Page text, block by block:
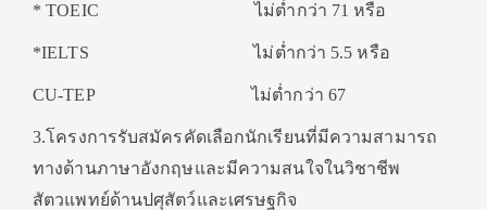
* TOEIC ไม่ต่ำกว่า 71 หรือ
*IELTS ไม่ต่ำกว่า 5.5 หรือ
CU-TEP ไม่ต่ำกว่า 67
3.โครงการรับสมัครคัดเลือกนักเรียนที่มีความสามารถ
ทางด้านภาษาอังกฤษและมีความสนใจในวิชาชีพ
สัตวแพทย์ด้านปศุสัตว์และเศรษฐกิจ